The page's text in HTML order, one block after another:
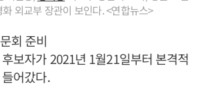
외교부 장관이 보인다. <연합뉴스>
회 준비
보자가 2021년 1월21일부터 본격적
어갔다.